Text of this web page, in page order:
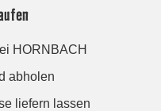
HORNBACH
abholen
liefern lassen